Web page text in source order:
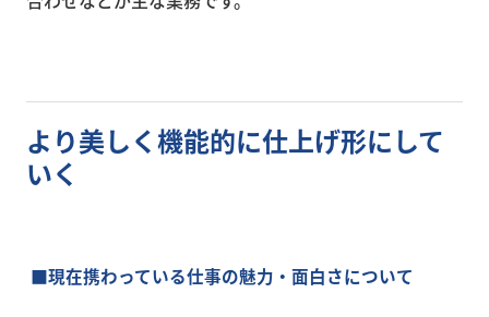
より美しく機能的に仕上げ形にして
いく
■現在携わっている仕事の魅力・面白さについて